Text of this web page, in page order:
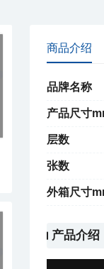
商品介绍
品牌名称
产品尺寸
层数
张数
外箱尺寸
产品介绍